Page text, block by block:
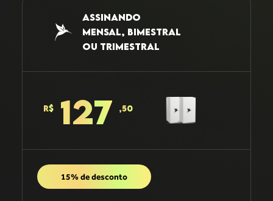
ASSINANDO
MENSAL, BIMESTRAL
OU TRIMESTRAL
R$ 127 ,50
15% de desconto